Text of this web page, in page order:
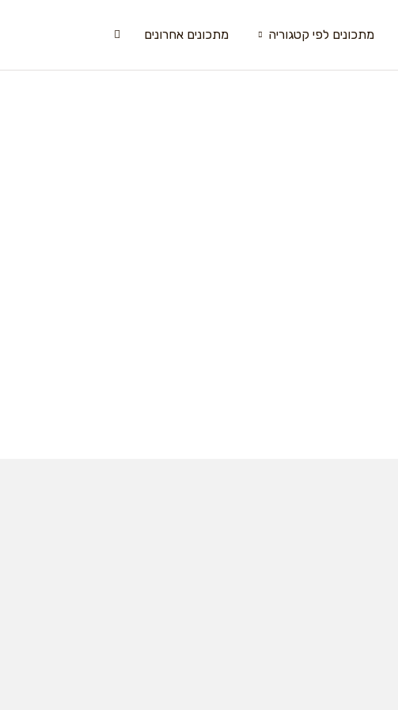
מתכונים לפי קטגוריה מתכונים אחרונים